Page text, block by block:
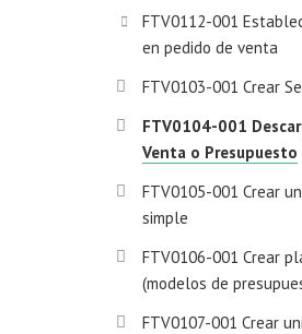
FTV0112-001
en pedido de venta
FTV0103-001 Crear
FTV0104-001
Venta o Presupuesto
FTV0105-001 Crear
simple
FTV0106-001 Crear
(modelos de
FTV0107-001 Crear